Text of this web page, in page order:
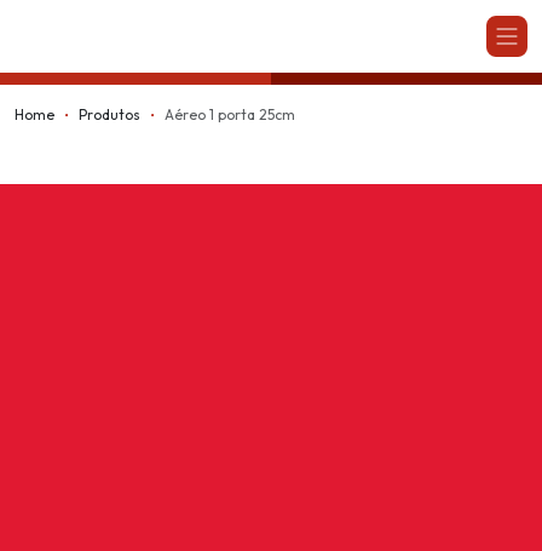
Home Produtos Aéreo 1 porta 25cm